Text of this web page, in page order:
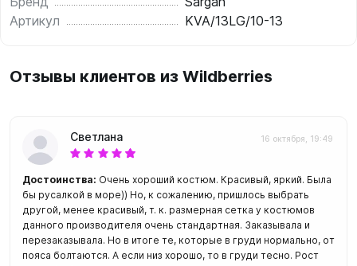
Артикул
KVA/13LG/10-13
Отзывы клиентов из Wildberries
Светлана 16 октября, 19:49
Достоинства: Очень хороший костюм. Красивый, яркий. Была
бы русалкой в море)) Но, к сожалению, пришлось выбрать
другой, менее красивый, т. к. размерная сетка у костюмов
данного производителя очень стандартная. Заказывала и
перезаказывала. Но в итоге те, которые в груди нормально, от
пояса болтаются. А если низ хорошо, то в груди тесно. Рост